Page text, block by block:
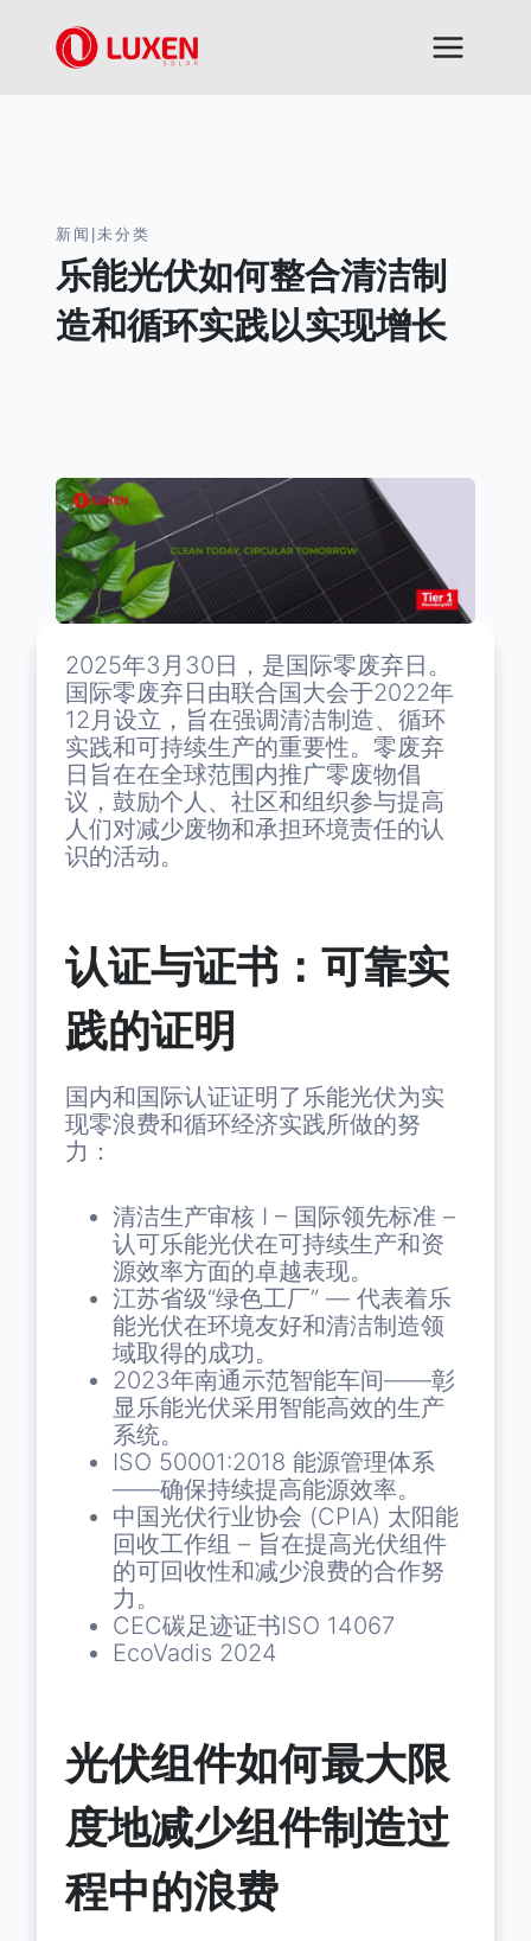
新闻 未分类
乐能光伏如何整合清洁制
造和循环实践以实现增长
2025年3月30日，是国际零废弃日。
国际零废弃日由联合国大会于2022年
12月设立，旨在强调清洁制造、循环
实践和可持续生产的重要性。零废弃
日旨在在全球范围内推广零废物倡
议，鼓励个人、社区和组织参与提高
人们对减少废物和承担环境责任的认
识的活动。
认证与证书：可靠实
践的证明
国内和国际认证证明了乐能光伏为实
现零浪费和循环经济实践所做的努
力：
清洁生产审核 I – 国际领先标准 –
认可乐能光伏在可持续生产和资
源效率方面的卓越表现。
江苏省级“绿色工厂” — 代表着乐
能光伏在环境友好和清洁制造领
域取得的成功。
2023年南通示范智能车间——彰
显乐能光伏采用智能高效的生产
系统。
ISO 50001:2018 能源管理体系
——确保持续提高能源效率。
中国光伏行业协会 (CPIA) 太阳能
回收工作组 – 旨在提高光伏组件
的可回收性和减少浪费的合作努
力。
CEC碳足迹证书ISO 14067
EcoVadis 2024
光伏组件如何最大限
度地减少组件制造过
程中的浪费